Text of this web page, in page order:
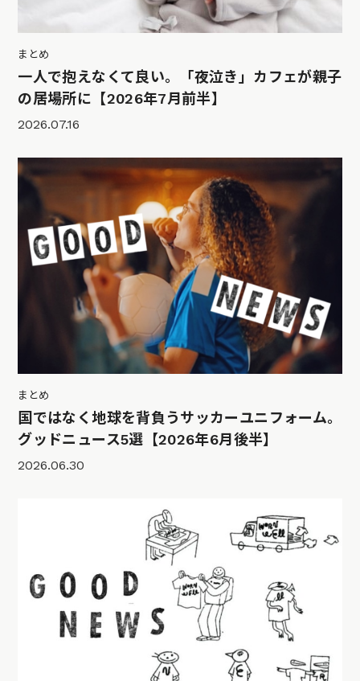
まとめ
一人で抱えなくて良い。「夜泣き」カフェが親子
の居場所に【2026年7月前半】
2026.07.16
まとめ
国ではなく地球を背負うサッカーユニフォーム。
グッドニュース5選【2026年6月後半】
2026.06.30